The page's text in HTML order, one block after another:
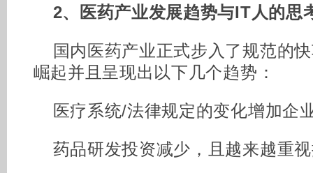
2、医药产业发展趋势与IT人的思
国内医药产业正式步入了规范的
崛起并且呈现出以下几个趋势：
医疗系统/法律规定的变化增加企
药品研发投资减少，且越来越重